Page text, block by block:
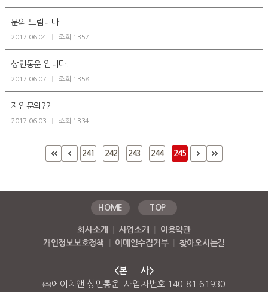
문의 드림니다
2017.06.04 조회 1357
상민통운 입니다.
2017.06.07 조회 1358
지입문의??
2017.06.03 조회 1334
241 242 243 244 245
HOME TOP
회사소개 사업소개
이용약관
개인정보보호정책
이메일수집거부 찾아오시는길
<본 사>
㈜에이치앤 상민통운 사업자번호 140-81-61930